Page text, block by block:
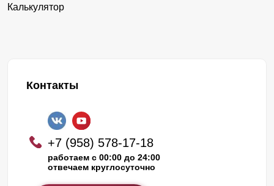
Калькулятор
Контакты
+7 (958) 578-17-18
работаем с 00:00 до 24:00
отвечаем круглосуточно